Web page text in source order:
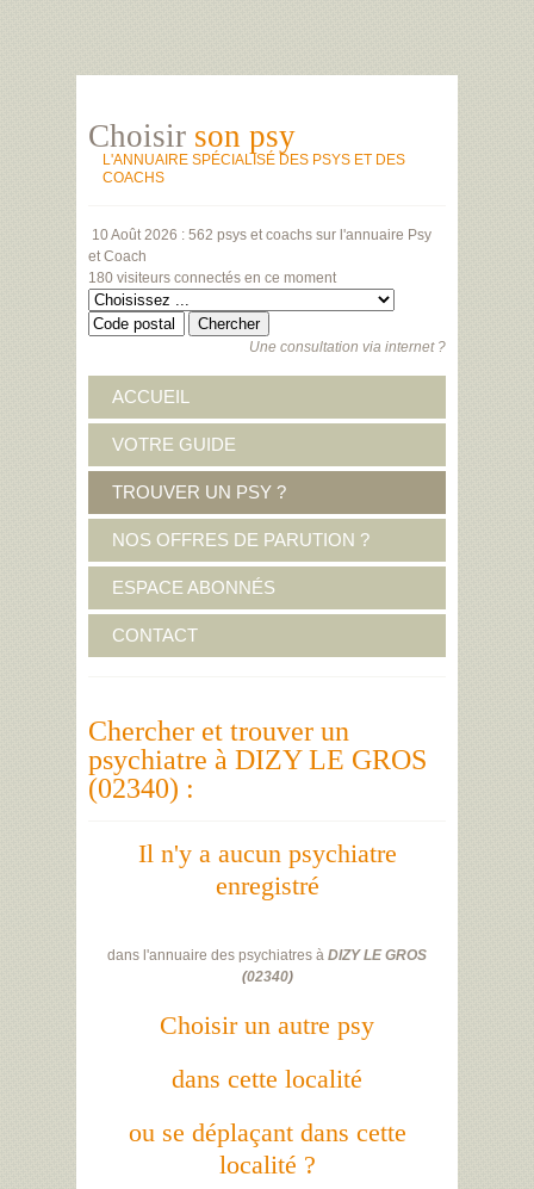
Choisir son psy
L'ANNUAIRE SPÉCIALISÉ DES PSYS ET DES
COACHS
10 Août 2026 : 562 psys et coachs sur l'annuaire Psy
et Coach
180 visiteurs connectés en ce moment
Une consultation via internet ?
ACCUEIL
VOTRE GUIDE
TROUVER UN PSY ?
NOS OFFRES DE PARUTION ?
ESPACE ABONNÉS
CONTACT
Chercher et trouver un
psychiatre à DIZY LE GROS
(02340) :
Il n'y a aucun psychiatre
enregistré
dans l'annuaire des psychiatres à DIZY LE GROS
(02340)
Choisir un autre psy
dans cette localité
ou se déplaçant dans cette
localité ?